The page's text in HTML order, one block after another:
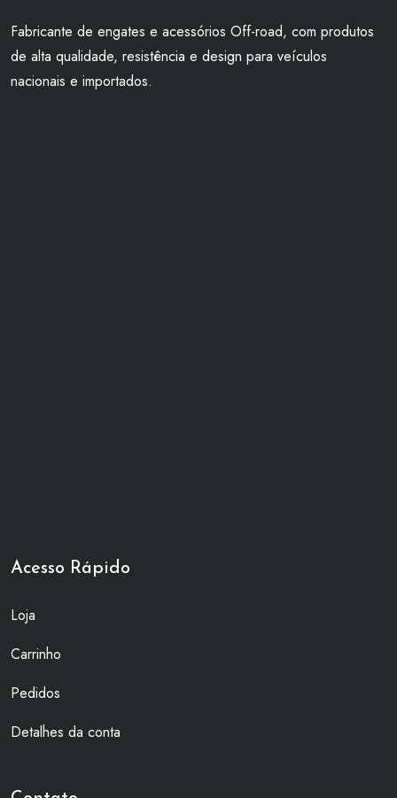
Fabricante de engates e acessórios Off-road, com produtos
de alta qualidade, resistência e design para veículos
nacionais e importados.
Acesso Rápido
Loja
Carrinho
Pedidos
Detalhes da conta